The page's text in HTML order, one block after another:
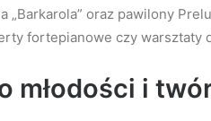
„Barkarola” oraz pawilony
fortepianowe czy warsztaty
młodości i